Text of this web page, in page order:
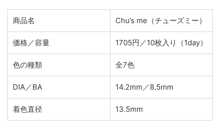
商品名 Chu’s me（チューズミー）
価格／容量 1705円／10枚入り（1day）
色の種類 全7色
DIA／BA 14.2mm／8.5mm
着色直径 13.5mm